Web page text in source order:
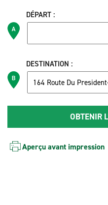
DÉPART :
DESTINATION :
Aperçu avant impression